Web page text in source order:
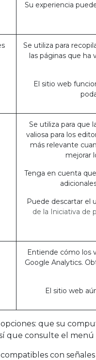
Su experiencia
Se utiliza para
las páginas que ha
El sitio web
Se utiliza para que
valiosa para los
más relevante
mejorar
Tenga en cuenta
Puede descartar el
de la Iniciativa de
Entiende cómo los
Google Analytics.
El sitio web
que su
que consulte el
con